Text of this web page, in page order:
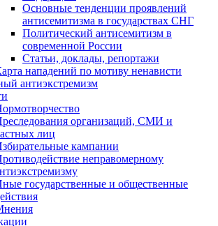
Основные тенденции проявлений
антисемитизма в государствах СНГ
Политический антисемитизм в
современной России
Статьи, доклады, репортажи
нападений по мотиву ненависти
антиэкстремизм
организаций, СМИ и
лиц
кампании
неправомерному
государственные и общественные